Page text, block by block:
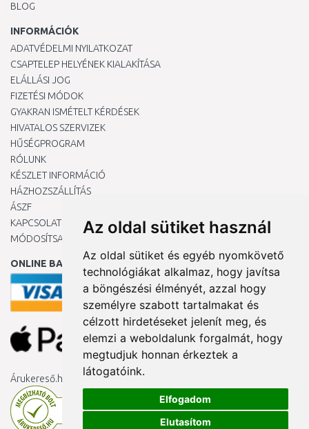
Az oldal sütiket használ
Az oldal sütiket és egyéb nyomkövető
technológiákat alkalmaz, hogy javítsa
a böngészési élményét, azzal hogy
személyre szabott tartalmakat és
célzott hirdetéseket jelenít meg, és
elemzi a weboldalunk forgalmát, hogy
megtudjuk honnan érkeztek a
látogatóink.
Elfogadom
Elutasítom
BLOG
INFORMÁCIÓK
ADATVÉDELMI NYILATKOZAT
CSAPTELEP HELYÉNEK KIALAKÍTÁSA
ELÁLLÁSI JOG
FIZETÉSI MÓDOK
GYAKRAN ISMÉTELT KÉRDÉSEK
HIVATALOS SZERVIZEK
HŰSÉGPROGRAM
RÓLUNK
KÉSZLET INFORMÁCIÓ
HÁZHOZSZÁLLÍTÁS
ÁSZF
KAPCSOLAT
MÓDOSÍTSA A COOKIE-BEÁLLÍTÁSAIMAT
ONLINE BANKKÁRTYÁVAL
Árukereső.hu